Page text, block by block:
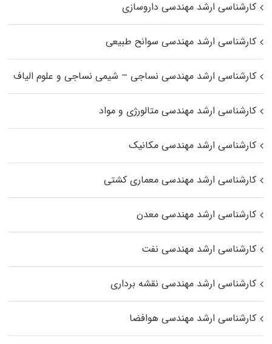
کارشناسی ارشد مهندسی داروسازی
کارشناسی ارشد مهندسی سوانح طبیعی
کارشناسی ارشد مهندسی نساجی – شیمی نساجی و علوم الیاف
کارشناسی ارشد مهندسی متالورژی و مواد
کارشناسی ارشد مهندسی مکانیک
کارشناسی ارشد مهندسی معماری کشتی
کارشناسی ارشد مهندسی معدن
کارشناسی ارشد مهندسی نفت
کارشناسی ارشد مهندسی نقشه برداری
کارشناسی ارشد مهندسی هوافضا